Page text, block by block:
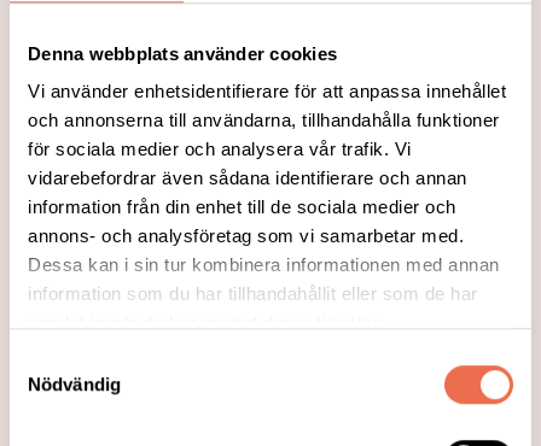
Denna webbplats använder cookies
Vi använder enhetsidentifierare för att anpassa innehållet
och annonserna till användarna, tillhandahålla funktioner
för sociala medier och analysera vår trafik. Vi
vidarebefordrar även sådana identifierare och annan
information från din enhet till de sociala medier och
annons- och analysföretag som vi samarbetar med.
Dessa kan i sin tur kombinera informationen med annan
information som du har tillhandahållit eller som de har
Nödvändig
2026-04-14
Mitokondriestörning osynlig orsak
Hjärntrötthet är för många ett osynligt och